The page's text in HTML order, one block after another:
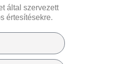
által szervezett
értesítésekre.